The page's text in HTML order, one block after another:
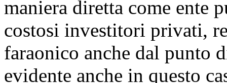
maniera diretta come ente
costosi investitori privati,
faraonico anche dal punto
evidente anche in questo